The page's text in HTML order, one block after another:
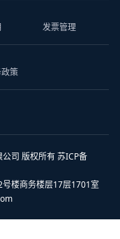
发票管理
策
司 版权所有 苏ICP备
楼商务楼层17层1701室